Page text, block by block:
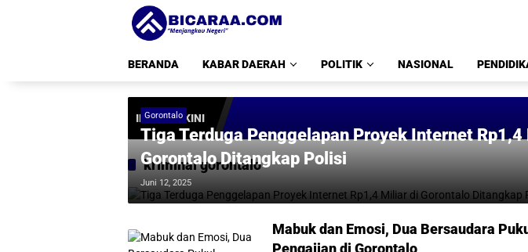
BERANDA KABAR DAERAH POLITIK NASIONAL
INFO TERKINI
kriminal gorontalo
Gorontalo
Tiga Terduga Penggelapan Proyek Internet
Gorontalo Ditangkap Polisi
Juni 12, 2025
Mabuk dan Emosi, Dua Bersaudara
Pengajian di Gorontalo